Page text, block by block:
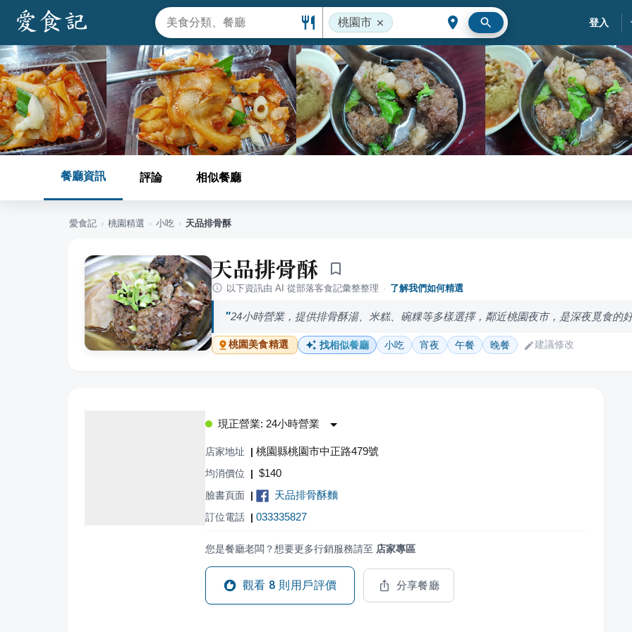
桃園市 登入
餐廳資訊 評論 相似餐廳
愛食記 › 桃園精選 › 小吃 › 天品排骨酥
天品排骨酥
以下資訊由 AI 從部落客食記彙整整理 · 了解我們如何精選
24小時營業，提供排骨酥湯、米糕、碗粿等多樣選擇，鄰近桃園夜市，是深夜覓食的
桃園美食精選 找相似餐廳 小吃 宵夜 午餐 晚餐 建議修改
現正營業: 24小時營業
店家地址 | 桃園縣桃園市中正路479號
均消價位 | $140
臉書頁面 | 天品排骨酥麵
訂位電話 | 033335827
您是餐廳老闆？想要更多行銷服務請至 店家專區
觀看 8 則用戶評價 分享餐廳